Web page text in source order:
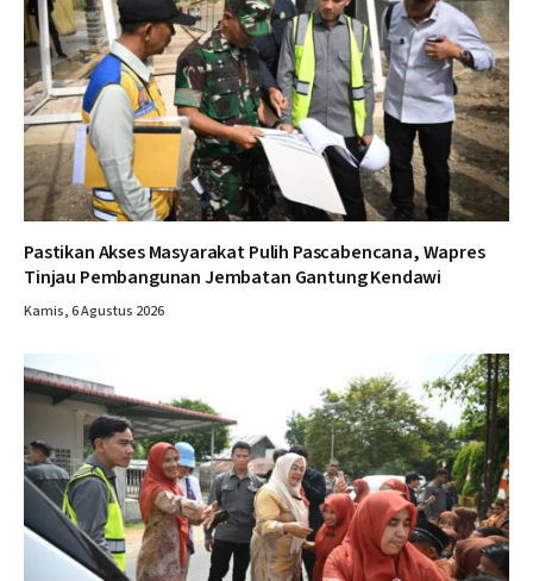
Pastikan Akses Masyarakat Pulih Pascabencana, Wapres
Tinjau Pembangunan Jembatan Gantung Kendawi
Kamis, 6 Agustus 2026